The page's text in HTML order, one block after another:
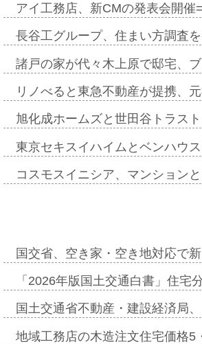
アイ工務店、新CMの発表会開
長谷工グループ、住まい方調査
諸戸の家が代々木上原で邸宅、
リノべると東急不動産が提携、
旭化成ホームズと世田谷トラス
東京セキスイハイムとベンハウ
コスモスイニシア、マンション
国交省、空き家・空き地対応で
「2026年版国土交通白書」住
国土交通省不動産・建設経済局
地域工務店の木造注文住宅価格